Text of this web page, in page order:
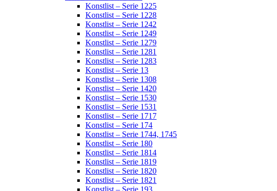
Konstlist – Serie 1225
Konstlist – Serie 1228
Konstlist – Serie 1242
Konstlist – Serie 1249
Konstlist – Serie 1279
Konstlist – Serie 1281
Konstlist – Serie 1283
Konstlist – Serie 13
Konstlist – Serie 1308
Konstlist – Serie 1420
Konstlist – Serie 1530
Konstlist – Serie 1531
Konstlist – Serie 1717
Konstlist – Serie 174
Konstlist – Serie 1744, 1745
Konstlist – Serie 180
Konstlist – Serie 1814
Konstlist – Serie 1819
Konstlist – Serie 1820
Konstlist – Serie 1821
Konstlist – Serie 193